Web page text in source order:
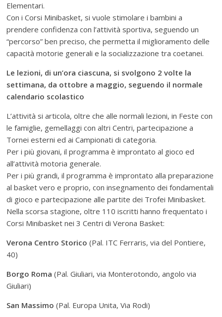
Elementari.
Con i Corsi Minibasket, si vuole stimolare i bambini a
prendere confidenza con l’attività sportiva, seguendo un
“percorso” ben preciso, che permetta il miglioramento delle
capacità motorie generali e la socializzazione tra coetanei.
Le lezioni, di un’ora ciascuna, si svolgono 2 volte la
settimana, da ottobre a maggio, seguendo il normale
calendario scolastico
L’attività si articola, oltre che alle normali lezioni, in Feste con
le famiglie, gemellaggi con altri Centri, partecipazione a
Tornei esterni ed ai Campionati di categoria.
Per i più giovani, il programma è improntato al gioco ed
all’attività motoria generale.
Per i più grandi, il programma è improntato alla preparazione
al basket vero e proprio, con insegnamento dei fondamentali
di gioco e partecipazione alle partite dei Trofei Minibasket.
Nella scorsa stagione, oltre 110 iscritti hanno frequentato i
Corsi Minibasket nei 3 Centri di Verona Basket:
Verona Centro Storico(Pal. ITC Ferraris, via del Pontiere,
40)
Borgo Roma(Pal. Giuliari, via Monterotondo, angolo via
Giuliari)
San Massimo(Pal. Europa Unita, Via Rodi)